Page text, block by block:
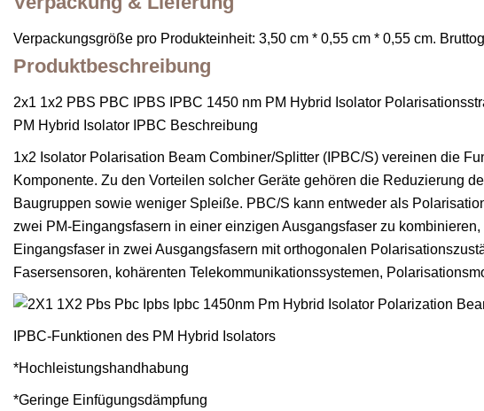
Verpackungsgröße pro Produkteinheit: 3,50 cm * 0,55 cm * 0,55 cm.
Produktbeschreibung
2x1 1x2 PBS PBC IPBS IPBC 1450 nm PM Hybrid Isolator
PM Hybrid Isolator IPBC Beschreibung
1x2 Isolator Polarisation Beam Combiner/Splitter (IPBC/S) vereinen die
Komponente. Zu den Vorteilen solcher Geräte gehören die Reduzierung
Baugruppen sowie weniger Spleiße. PBC/S kann entweder als
zwei PM-Eingangsfasern in einer einzigen Ausgangsfaser zu
Eingangsfaser in zwei Ausgangsfasern mit orthogonalen
Fasersensoren, kohärenten Telekommunikationssystemen,
IPBC-Funktionen des PM Hybrid Isolators
*Hochleistungshandhabung
*Geringe Einfügungsdämpfung